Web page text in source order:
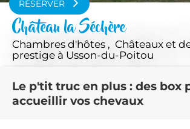
RÉSERVER
Château la Séchère
Chambres d'hôtes , Châteaux et
prestige à Usson-du-Poitou
Le p'tit truc en plus : des box
accueillir vos chevaux